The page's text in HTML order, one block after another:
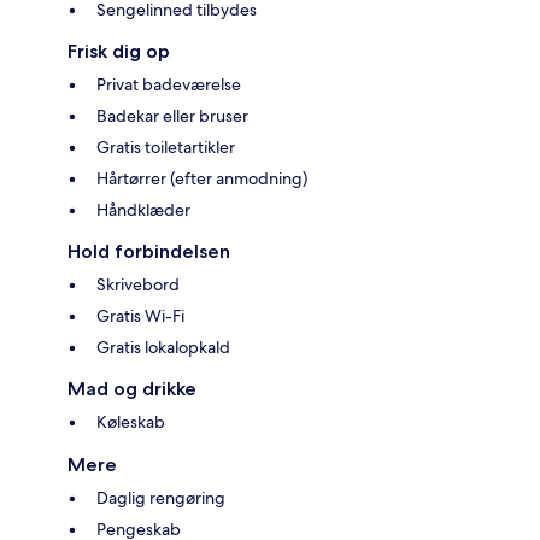
Sengelinned tilbydes
Frisk dig op
Privat badeværelse
Badekar eller bruser
Gratis toiletartikler
Hårtørrer (efter anmodning)
Håndklæder
Hold forbindelsen
Skrivebord
Gratis Wi-Fi
Gratis lokalopkald
Mad og drikke
Køleskab
Mere
Daglig rengøring
Pengeskab